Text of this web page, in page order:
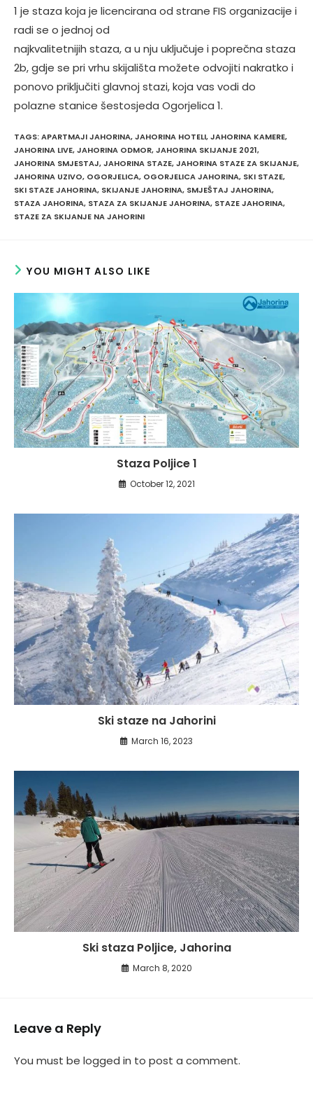
1 je staza koja je licencirana od strane FIS organizacije i
radi se o jednoj od
najkvalitetnijih staza, a u nju uključuje i poprečna staza
2b, gdje se pri vrhu skijališta možete odvojiti nakratko i
ponovo priključiti glavnoj stazi, koja vas vodi do
polazne stanice šestosjeda Ogorjelica 1.
TAGS:APARTMAJI JAHORINA,JAHORINA HOTELI,JAHORINA KAMERE,
JAHORINA LIVE,JAHORINA ODMOR,JAHORINA SKIJANJE 2021,
JAHORINA SMJESTAJ,JAHORINA STAZE,JAHORINA STAZE ZA SKIJANJE,
JAHORINA UZIVO, OGORJELICA, OGORJELICA JAHORINA, SKI STAZE,
SKI STAZE JAHORINA, SKIJANJE JAHORINA, SMJEŠTAJ JAHORINA,
STAZA JAHORINA, STAZA ZA SKIJANJE JAHORINA, STAZE JAHORINA,
STAZE ZA SKIJANJE NA JAHORINI
YOU MIGHT ALSO LIKE
Staza Poljice 1
October 12, 2021
Ski staze na Jahorini
March 16, 2023
Ski staza Poljice, Jahorina
March 8, 2020
Leave a Reply
You must be logged in to post a comment.